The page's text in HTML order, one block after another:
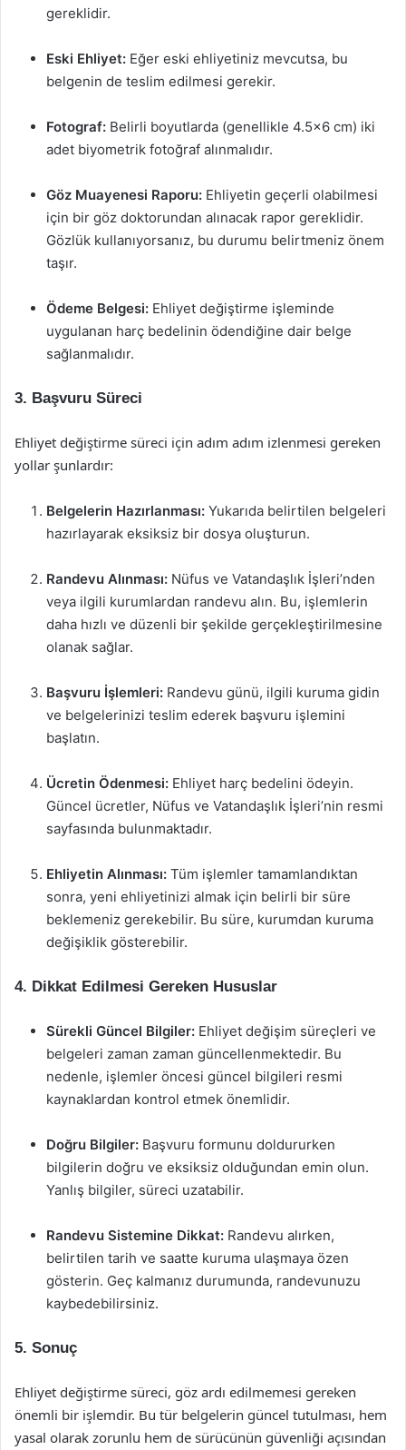
gereklidir.
Eski Ehliyet: Eğer eski ehliyetiniz mevcutsa, bu
belgenin de teslim edilmesi gerekir.
Fotograf: Belirli boyutlarda (genellikle 4.5×6 cm) iki
adet biyometrik fotoğraf alınmalıdır.
Göz Muayenesi Raporu: Ehliyetin geçerli olabilmesi
için bir göz doktorundan alınacak rapor gereklidir.
Gözlük kullanıyorsanız, bu durumu belirtmeniz önem
taşır.
Ödeme Belgesi: Ehliyet değiştirme işleminde
uygulanan harç bedelinin ödendiğine dair belge
sağlanmalıdır.
3. Başvuru Süreci
Ehliyet değiştirme süreci için adım adım izlenmesi gereken
yollar şunlardır:
Belgelerin Hazırlanması: Yukarıda belirtilen belgeleri
hazırlayarak eksiksiz bir dosya oluşturun.
Randevu Alınması: Nüfus ve Vatandaşlık İşleri’nden
veya ilgili kurumlardan randevu alın. Bu, işlemlerin
daha hızlı ve düzenli bir şekilde gerçekleştirilmesine
olanak sağlar.
Başvuru İşlemleri: Randevu günü, ilgili kuruma gidin
ve belgelerinizi teslim ederek başvuru işlemini
başlatın.
Ücretin Ödenmesi: Ehliyet harç bedelini ödeyin.
Güncel ücretler, Nüfus ve Vatandaşlık İşleri’nin resmi
sayfasında bulunmaktadır.
Ehliyetin Alınması: Tüm işlemler tamamlandıktan
sonra, yeni ehliyetinizi almak için belirli bir süre
beklemeniz gerekebilir. Bu süre, kurumdan kuruma
değişiklik gösterebilir.
4. Dikkat Edilmesi Gereken Hususlar
Sürekli Güncel Bilgiler: Ehliyet değişim süreçleri ve
belgeleri zaman zaman güncellenmektedir. Bu
nedenle, işlemler öncesi güncel bilgileri resmi
kaynaklardan kontrol etmek önemlidir.
Doğru Bilgiler: Başvuru formunu doldururken
bilgilerin doğru ve eksiksiz olduğundan emin olun.
Yanlış bilgiler, süreci uzatabilir.
Randevu Sistemine Dikkat: Randevu alırken,
belirtilen tarih ve saatte kuruma ulaşmaya özen
gösterin. Geç kalmanız durumunda, randevunuzu
kaybedebilirsiniz.
5. Sonuç
Ehliyet değiştirme süreci, göz ardı edilmemesi gereken
önemli bir işlemdir. Bu tür belgelerin güncel tutulması, hem
yasal olarak zorunlu hem de sürücünün güvenliği açısından